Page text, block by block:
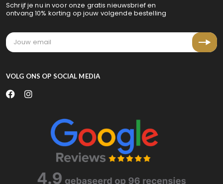
Schrijf je nu in voor onze gratis nieuwsbrief en
ontvang 10% korting op jouw volgende bestelling
VOLG ONS OP SOCIAL MEDIA